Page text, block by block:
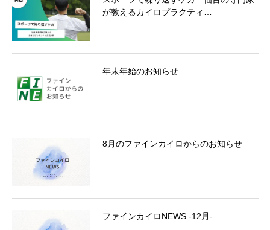
が教えるカイロプラクティ…
年末年始のお知らせ
8月のファインカイロからのお知らせ
ファインカイロNEWS -12月-